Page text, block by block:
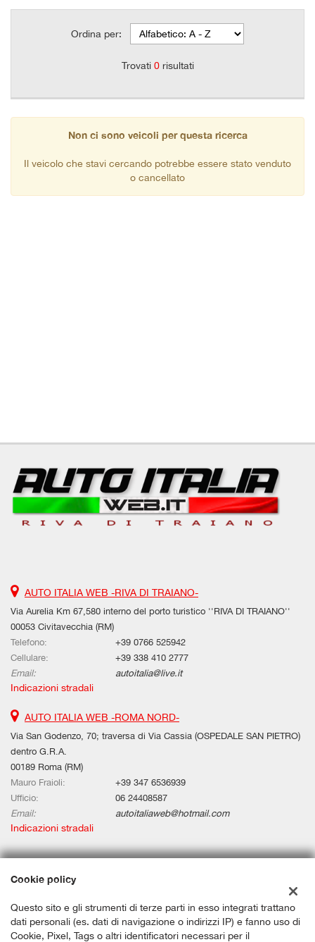
Ordina per:
Trovati 0risultati
Non ci sono veicoli per questa ricerca
Il veicolo che stavi cercando potrebbe essere stato venduto
o cancellato
AUTO ITALIA WEB -RIVA DI TRAIANO-
Via Aurelia Km 67,580 interno del porto turistico ''RIVA DI TRAIANO''
00053 Civitavecchia (RM)
Telefono:
+39 0766 525942
Cellulare:
+39 338 410 2777
Email:
autoitalia@live.it
Indicazioni stradali
AUTO ITALIA WEB -ROMA NORD-
Via San Godenzo, 70; traversa di Via Cassia (OSPEDALE SAN PIETRO)
dentro G.R.A.
00189 Roma (RM)
Mauro Fraioli:
+39 347 6536939
Ufficio:
06 24408587
Email:
autoitaliaweb@hotmail.com
Indicazioni stradali
Dati fiscali:
Via Aurelia Km 67,580, Civitavecchia (RM)
C.F/P.IVA:12659191006
Cookie policy
Questo sito e gli strumenti di terze parti in esso integrati trattano
dati personali (es. dati di navigazione o indirizzi IP) e fanno uso di
Cookie, Pixel, Tags o altri identificatori necessari per il